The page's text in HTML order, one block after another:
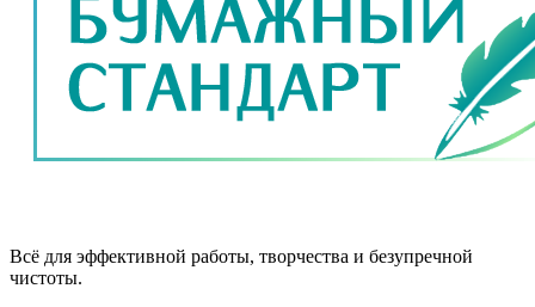
Всё для эффективной работы, творчества и безупречной
чистоты.